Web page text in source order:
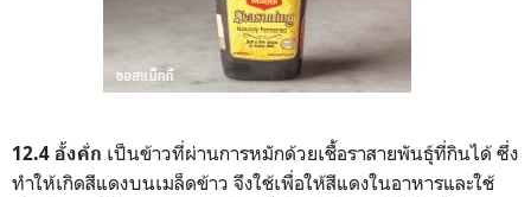
12.4 อั้งคั่ก เป็นข้าวที่ผ่านการหมักด้วยเชื้อราสายพันธุ์ที่กินได้ ซึ่ง
ทำให้เกิดสีแดงบนเมล็ดข้าว จึงใช้เพื่อให้สีแดงในอาหารและใช้